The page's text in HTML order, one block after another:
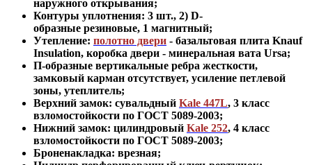
наружного открывания;
Контуры уплотнения: 3 шт., 2) D-
образные резиновые, 1 магнитный;
Утепление: полотно двери - базальтовая плита Knauf
Insulation, коробка двери - минеральная вата Ursa;
П-образные вертикальные ребра жесткости,
замковый карман отсутствует, усиление петлевой
зоны, утеплитель;
Верхний замок: сувальдный Kale 447L, 3 класс
взломостойкости по ГОСТ 5089-2003;
Нижний замок: цилиндровый Kale 252, 4 класс
взломостойкости по ГОСТ 5089-2003;
Броненакладка: врезная;